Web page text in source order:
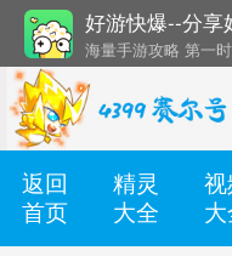
好游快爆--分享
海量手游攻略 第一
还有几十款实用辅助
返回
首页
精灵
大全